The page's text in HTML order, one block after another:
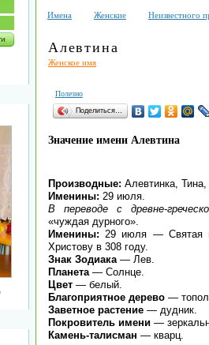
Имена Женские Неизвестного
Алевтина
Женское имя
Полезно
Поделиться…
Значение имени Алевтина
Производные: Алевтинка,
Именины: 29 июля.
В переводе с древне-
«чуждая дурного».
Именины:29 июля — Святая
Христову в 308 году.
Знак Зодиака— Лев.
Планета — Солнце.
Цвет — белый.
Благоприятное дерево —
Заветное растение — дудник.
Покровитель имени —
Камень-талисман — кварц.